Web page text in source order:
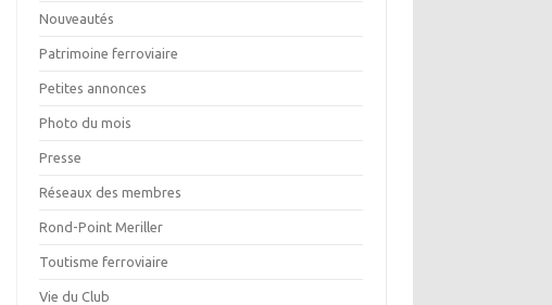
Nouveautés
Patrimoine ferroviaire
Petites annonces
Photo du mois
Presse
Réseaux des membres
Rond-Point Meriller
Toutisme ferroviaire
Vie du Club